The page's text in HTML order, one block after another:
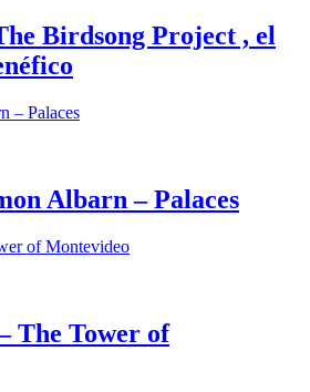
Birdsong Project , el
– Palaces
Albarn – Palaces
of Montevideo
The Tower of